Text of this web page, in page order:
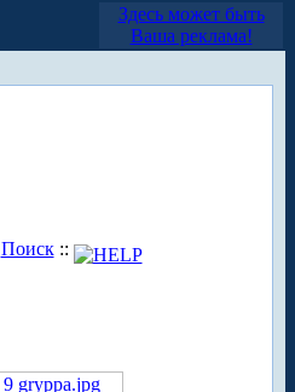
Здесь может быть
Ваша реклама!
Поиск::